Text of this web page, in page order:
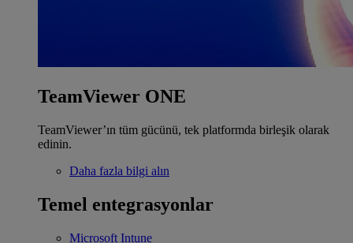
TeamViewer ONE
TeamViewer’ın tüm gücünü, tek platformda birleşik olarak
edinin.
Daha fazla bilgi alın
Temel entegrasyonlar
Microsoft Intune